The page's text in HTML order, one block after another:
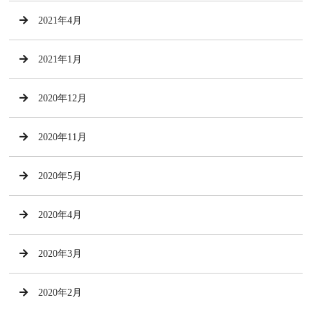
2021年4月
2021年1月
2020年12月
2020年11月
2020年5月
2020年4月
2020年3月
2020年2月